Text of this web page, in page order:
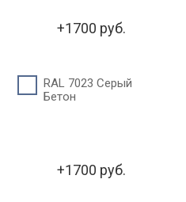
+1700 руб.
RAL 7023 Серый
Бетон
+1700 руб.